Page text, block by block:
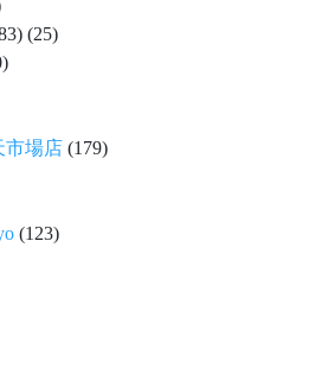
(25)
市場店 (179)
(123)